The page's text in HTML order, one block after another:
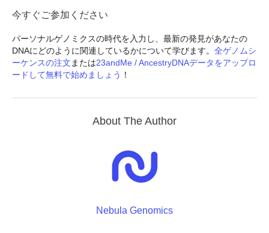
今すぐご参加ください
パーソナルゲノミクスの時代を入力し、最新の発見があなたの
DNAにどのように関連しているかについて学びます。 全ゲノムシ
ーケンスの注文 または23andMe / AncestryDNAデータをアップロ
ードして無料で始めましょう ！
About The Author
Nebula Genomics